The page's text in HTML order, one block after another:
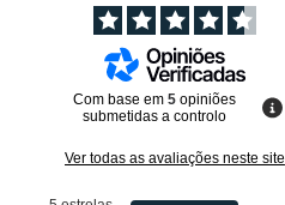
Com base em 5 opiniões
submetidas a controlo
Ver todas as avaliações neste site